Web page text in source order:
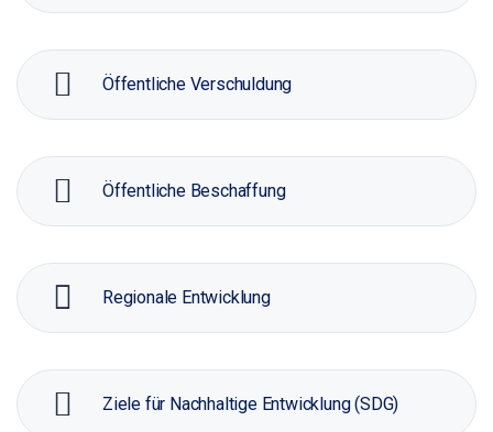
Öffentliche Verschuldung
Öffentliche Beschaffung
Regionale Entwicklung
Ziele für Nachhaltige Entwicklung (SDG)